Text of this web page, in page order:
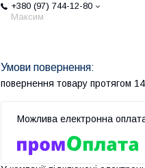
+380 (97) 744-12-80
Максим
повернення товару протягом